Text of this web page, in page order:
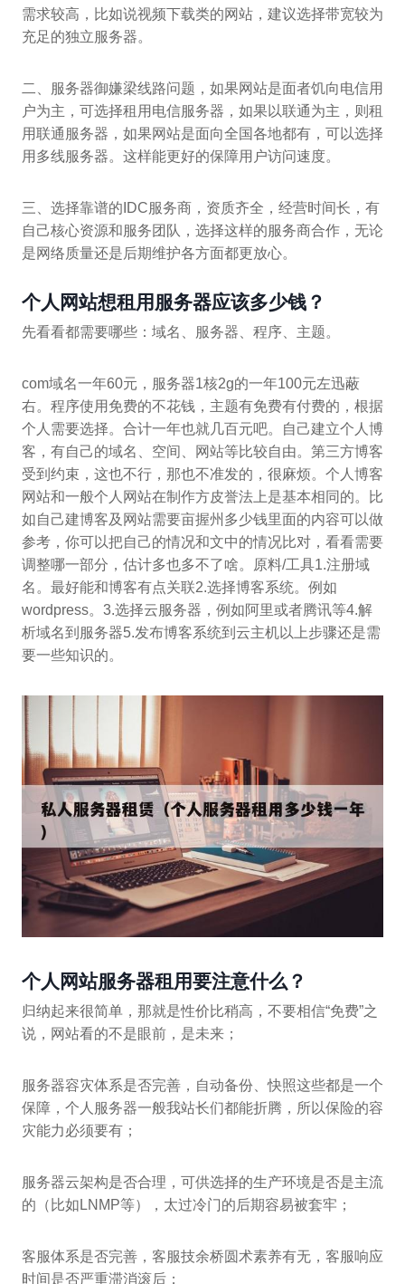
需求较高，比如说视频下载类的网站，建议选择带宽较为
充足的独立服务器。
二、服务器御嫌梁线路问题，如果网站是面者饥向电信用
户为主，可选择租用电信服务器，如果以联通为主，则租
用联通服务器，如果网站是面向全国各地都有，可以选择
用多线服务器。这样能更好的保障用户访问速度。
三、选择靠谱的IDC服务商，资质齐全，经营时间长，有
自己核心资源和服务团队，选择这样的服务商合作，无论
是网络质量还是后期维护各方面都更放心。
个人网站想租用服务器应该多少钱？
先看看都需要哪些：域名、服务器、程序、主题。
com域名一年60元，服务器1核2g的一年100元左迅蔽
右。程序使用免费的不花钱，主题有免费有付费的，根据
个人需要选择。合计一年也就几百元吧。自己建立个人博
客，有自己的域名、空间、网站等比较自由。第三方博客
受到约束，这也不行，那也不准发的，很麻烦。个人博客
网站和一般个人网站在制作方皮誉法上是基本相同的。比
如自己建博客及网站需要亩握州多少钱里面的内容可以做
参考，你可以把自己的情况和文中的情况比对，看看需要
调整哪一部分，估计多也多不了啥。原料/工具1.注册域
名。最好能和博客有点关联2.选择博客系统。例如
wordpress。3.选择云服务器，例如阿里或者腾讯等4.解
析域名到服务器5.发布博客系统到云主机以上步骤还是需
要一些知识的。
个人网站服务器租用要注意什么？
归纳起来很简单，那就是性价比稍高，不要相信“免费”之
说，网站看的不是眼前，是未来；
服务器容灾体系是否完善，自动备份、快照这些都是一个
保障，个人服务器一般我站长们都能折腾，所以保险的容
灾能力必须要有；
服务器云架构是否合理，可供选择的生产环境是否是主流
的（比如LNMP等），太过冷门的后期容易被套牢；
客服体系是否完善，客服技余桥圆术素养有无，客服响应
时间是否严重滞消滚后；